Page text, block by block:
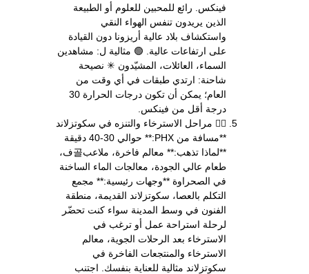
فينكس. رائع للمحبين للعلوم أو الطبيعة
الذين يريدون تنفس الهواء النقي
واستكشاف بلاد عالية أريزونا دون القيادة
على ارتفاعات عالية. 🟢 مثالية ل: مشاهدين
السماء، العائلات، المشيّدون ✳ نصيحة
شاحنة: ارتدي طبقات في أي وقت من
العام؛ يمكن أن تكون درجات الحرارة 30
درجة أقل من فينكس.
🧗‍♀️ مراحل الاسترخاء والتنزه في سكوتزلاند
**مسافة من PHX:** حوالي 30-40 دقيقة
**لماذا تذهب:** معالم فاخرة، ملاعب골ف،
طعام عالي الجودة، معالجات الماء الساخنة
في الصحراوة **وجهات رئيسية:** مجمع
التكلم بالعصا، سكوتزلاند القديمة، منطقة
الفنون في وسط المدينة سواء كنت تحضّر
لرحلة استراحة عمل أو ترغب في
الاسترخاء بعد الرحلات الجوية، معالم
الاسترخاء والمنتجعات الفاخرة في
سكوتزلاند مثالية للعناية بنفسك. اجتنب